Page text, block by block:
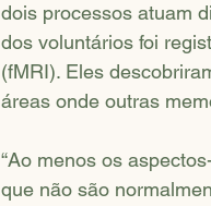
dois processos atuam
dos voluntários foi
(fMRI). Eles
áreas onde outras
“Ao menos os
que não são